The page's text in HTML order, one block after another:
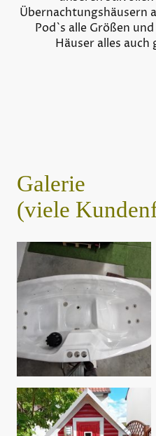
Übernachtungshäusern
Pod`s alle Größen
Häuser alles
Galerie
(viele